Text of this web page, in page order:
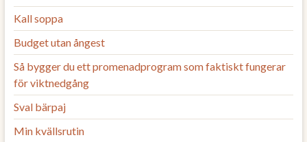
Kall soppa
Budget utan ångest
Så bygger du ett promenadprogram som faktiskt fungerar
för viktnedgång
Sval bärpaj
Min kvällsrutin